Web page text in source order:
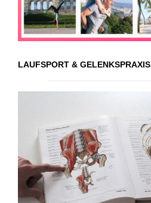
LAUFSPORT & GELENKSPRAXIS